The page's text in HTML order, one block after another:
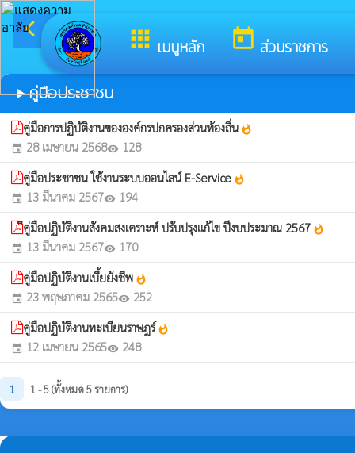
apps เมนูหลัก today ส่วนราชการ
arrow_back_ios กลับเมนูหลัก
play_arrowคู่มือประชาชน
คู่มือการปฏิบัติงานขององค์กรปกครองส่วนท้องถิ่น whatshot
event 28 เมษายน 2568visibility 128
คู่มือประชาชน ใช้งานระบบออนไลน์ E-Service whatshot
event 13 มีนาคม 2567visibility 194
ึคู่มือปฏิบัติงานสังคมสงเคราะห์ ปรับปรุงแก้ไข ปีงบประมาณ 2567 whatshot
event 13 มีนาคม 2567visibility 170
คู่มือปฏิบัติงานเบี้ยยังชีพ whatshot
event 23 พฤษภาคม 2565visibility 252
คู่มือปฏิบัติงานทะเบียนราษฎร์whatshot
event 12 เมษายน 2565visibility 248
1 1 - 5 (ทั้งหมด 5 รายการ)